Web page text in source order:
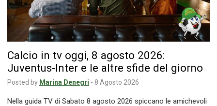
Calcio in tv oggi, 8 agosto 2026:
Juventus-Inter e le altre sfide del giorno
Posted by Marina Denegri - 8 Agosto 2026
Nella guida TV di Sabato 8 agosto 2026 spiccano le amichevoli